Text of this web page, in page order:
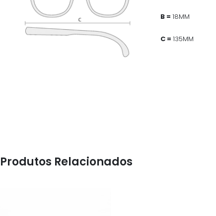
B = 18MM
C = 135MM
Produtos Relacionados